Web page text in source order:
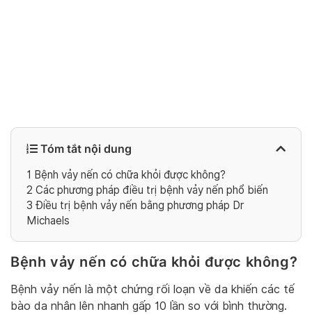
Tóm tắt nội dung
1 Bệnh vảy nến có chữa khỏi được không?
2 Các phương pháp điều trị bệnh vảy nến phổ biến
3 Điều trị bệnh vảy nến bằng phương pháp Dr
Michaels
Bệnh vảy nến có chữa khỏi được không?
Bệnh vảy nến là một chứng rối loạn về da khiến các tế
bào da nhân lên nhanh gấp 10 lần so với bình thường.